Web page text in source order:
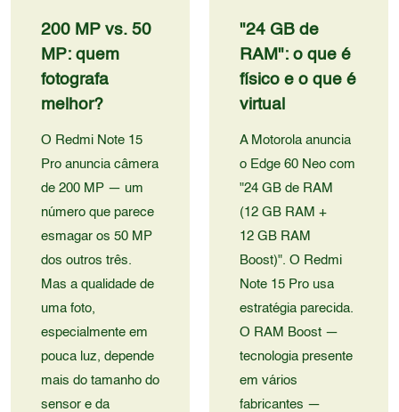
200 MP vs. 50
MP: quem
fotografa
melhor?
O Redmi Note 15
Pro anuncia câmera
de 200 MP — um
número que parece
esmagar os 50 MP
dos outros três.
Mas a qualidade de
uma foto,
especialmente em
pouca luz, depende
mais do tamanho do
sensor e da
"24 GB de
RAM": o que é
físico e o que é
virtual
A Motorola anuncia
o Edge 60 Neo com
"24 GB de RAM
(12 GB RAM +
12 GB RAM
Boost)". O Redmi
Note 15 Pro usa
estratégia parecida.
O RAM Boost —
tecnologia presente
em vários
fabricantes —